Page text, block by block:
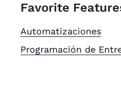
Favorite
Automatizaciones
Programación de